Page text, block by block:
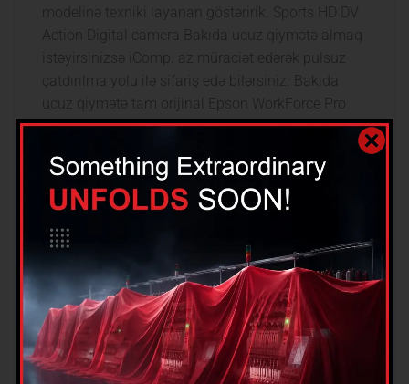
modelinə texniki layanan göstəririk. Sports HD DV
Action Digital camera Bakıda ucuz qiymətə almaq
istəyirsinizsə iComp. az müraciət edərək pulsuz
çatdırılma yolu ilə sifariş edə bilərsiniz. Bakıda
ucuz qiymətə tam orijinal Epson WorkForce Pro
WF-M5690DWF (C11CE37401) modelini iComp.
bilərsiniz. Bakıda ucuz qiymətə tam orijinal
Huawei OMXD30000 ( ) Optical Transceiver
qiymətə sifariş edə bilərsiniz.
Seyv Edən Qapıçı:
“qarabağ” Inanılmaz